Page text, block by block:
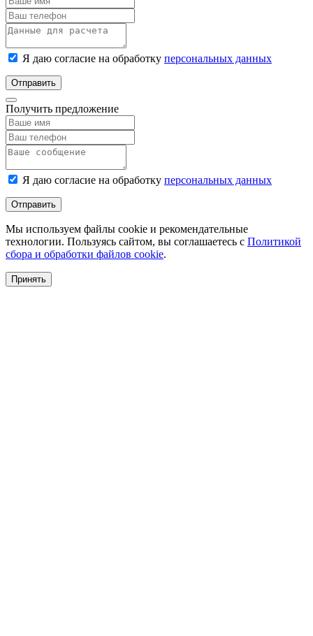
Я даю согласие на обработку персональных данных
Отправить
Получить предложение
Я даю согласие на обработку персональных данных
Отправить
Мы используем файлы cookie и рекомендательные
технологии. Пользуясь сайтом, вы соглашаетесь с Политикой
сбора и обработки файлов cookie.
Принять